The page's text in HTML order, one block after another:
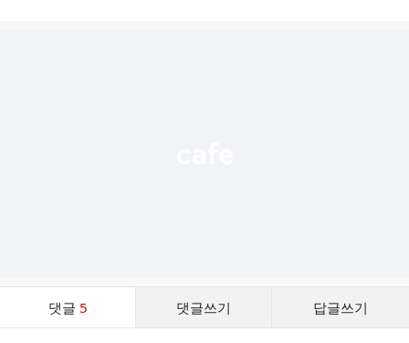
댓글 5 댓글쓰기 답글쓰기